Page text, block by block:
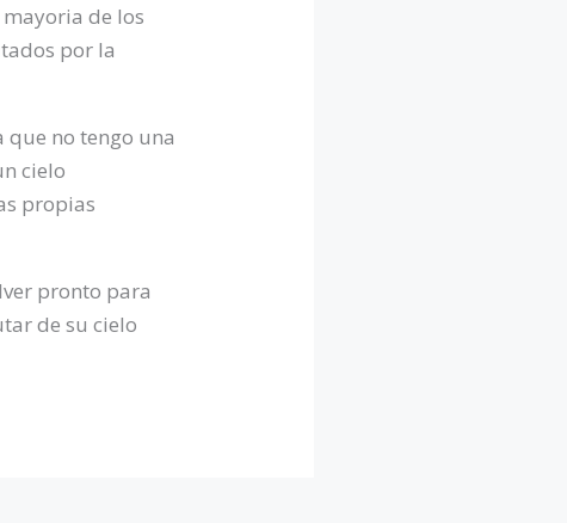
de los
por la
no tengo una
cielo
propias
pronto para
de su cielo